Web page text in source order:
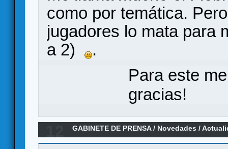
como por temática.
jugadores lo mata para
a 2)
.
Para este
gracias!
GABINETE DE PRENSA/ Novedades /